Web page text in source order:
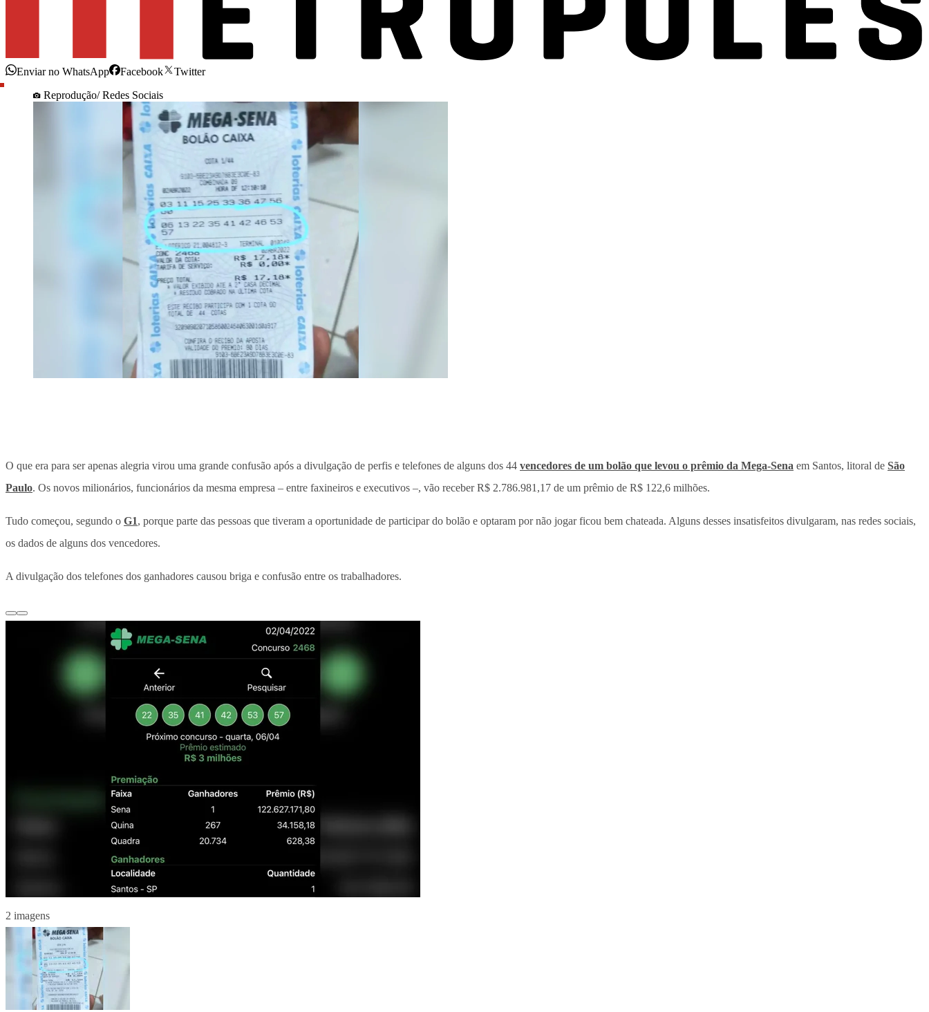
Enviar no WhatsApp Facebook
Twitter
Reprodução/ Redes Sociais
O que era para ser apenas alegria virou uma grande confusão após a divulgação de perfis e telefones de alguns dos 44 vencedores de um bolão que levou o prêmio da Mega-Sena em Santos, litoral de São
Paulo. Os novos milionários, funcionários da mesma empresa – entre faxineiros e executivos –, vão receber R$ 2.786.981,17 de um prêmio de R$ 122,6 milhões.
Tudo começou, segundo o G1, porque parte das pessoas que tiveram a oportunidade de participar do bolão e optaram por não jogar ficou bem chateada. Alguns desses insatisfeitos divulgaram, nas redes sociais,
os dados de alguns dos vencedores.
A divulgação dos telefones dos ganhadores causou briga e confusão entre os trabalhadores.
2 imagens